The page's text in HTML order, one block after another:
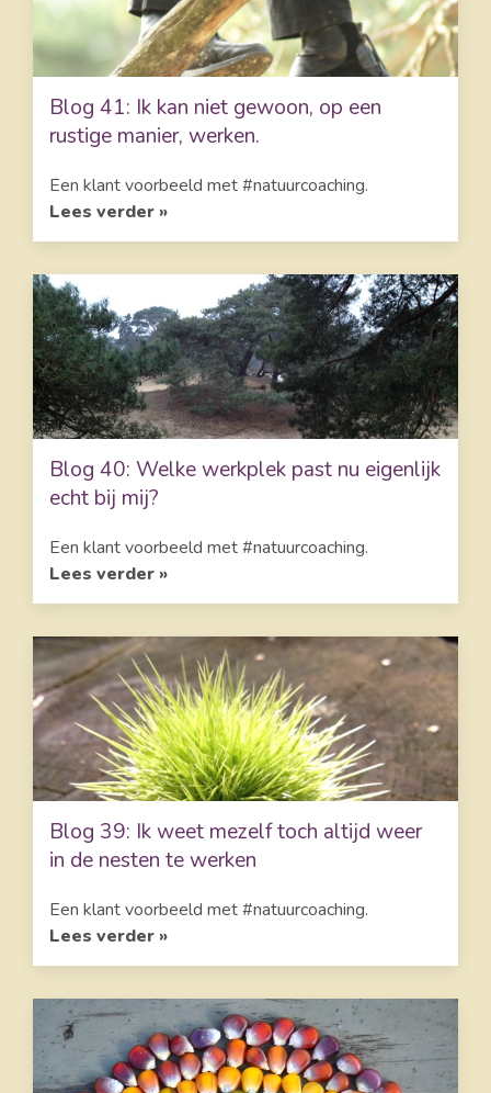
Blog 41: Ik kan niet gewoon, op een
rustige manier, werken.
Een klant voorbeeld met #natuurcoaching.
Lees verder »
Blog 40: Welke werkplek past nu eigenlijk
echt bij mij?
Een klant voorbeeld met #natuurcoaching.
Lees verder »
Blog 39: Ik weet mezelf toch altijd weer
in de nesten te werken
Een klant voorbeeld met #natuurcoaching.
Lees verder »